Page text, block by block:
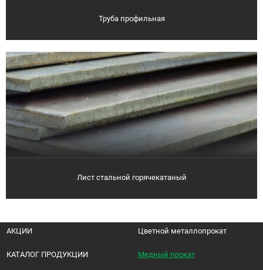
Труба профильная
Лист стальной горячекатаный
АКЦИИ
КАТАЛОГ ПРОДУКЦИИ
Цветной металлопрокат
Медный прокат